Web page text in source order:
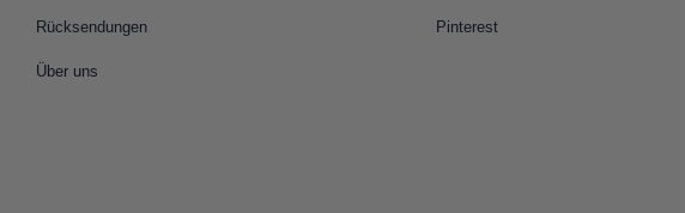
Rücksendungen
Über uns
Pinterest